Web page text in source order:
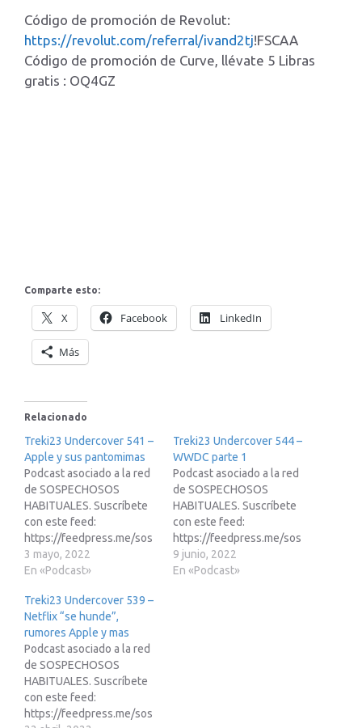
Código de promoción de Revolut:
https://revolut.com/referral/ivand2tj!FSCAA
Código de promoción de Curve, llévate 5 Libras
gratis : OQ4GZ
Comparte esto:
X Facebook LinkedIn
Más
Relacionado
Treki23 Undercover 541 –
Apple y sus pantomimas
Podcast asociado a la red
de SOSPECHOSOS
HABITUALES. Suscríbete
con este feed:
https://feedpress.me/sos
pechososhabitualesEnlac
e de afiliados de Amazon:
amazonLibro saca partido
a tu Apple Watch
(volumen 2):
https://www.treki23.c...
3 mayo, 2022
En «Podcast»
Treki23 Undercover 544 –
WWDC parte 1
Podcast asociado a la red
de SOSPECHOSOS
HABITUALES. Suscríbete
con este feed:
https://feedpress.me/sos
pechososhabitualesEnlac
e de afiliados de Amazon:
9 junio, 2022
En «Podcast»
Treki23 Undercover 539 –
Netflix “se hunde”,
rumores Apple y mas
Podcast asociado a la red
de SOSPECHOSOS
HABITUALES. Suscríbete
con este feed:
https://feedpress.me/sos